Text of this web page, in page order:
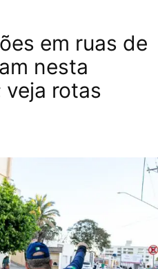
em ruas de
nesta
rotas